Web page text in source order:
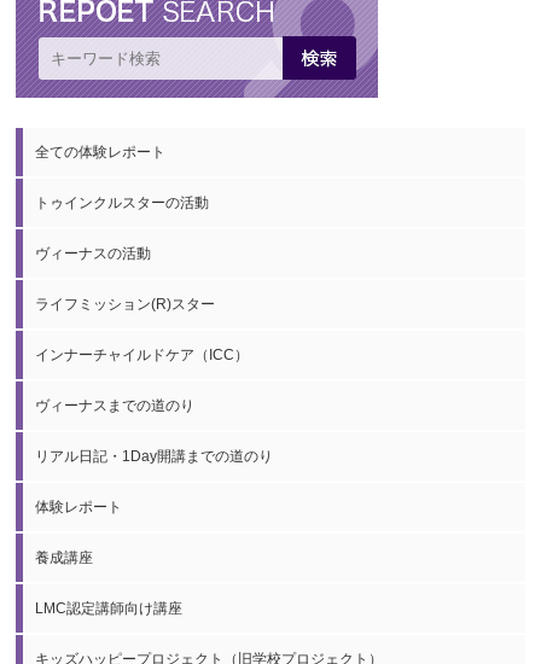
全ての体験レポート
トゥインクルスターの活動
ヴィーナスの活動
ライフミッション(R)スター
インナーチャイルドケア（ICC）
ヴィーナスまでの道のり
リアル日記・1Day開講までの道のり
体験レポート
養成講座
LMC認定講師向け講座
キッズハッピープロジェクト（旧学校プロジェクト）